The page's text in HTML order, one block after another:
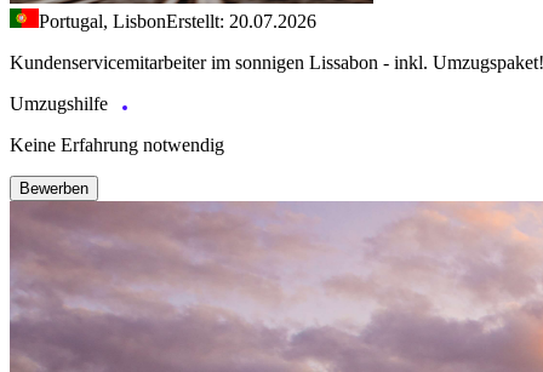
Portugal, LisbonErstellt: 20.07.2026
Kundenservicemitarbeiter im sonnigen Lissabon - inkl. Umzugspaket!
Umzugshilfe
Keine Erfahrung notwendig
Bewerben